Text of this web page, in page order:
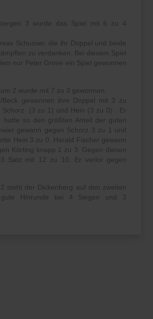
3 wurde das Spiel mit 6 zu 4
Schusser, die ihr Doppel und beide
zu verdanken. Bei diesem Spiel
nur Peter Grove ein Spiel gewonnen
2 wurde mit 7 zu 3 gewonnen.
gewannen ihre Doppel mit 3 zu
Schorz (3 zu 1) und Hein (3 zu 0) . Er
so den größten Anteil der guten
gewann gegen Schorz 3 zu 1 und
Hein 3 zu 0. Harald Fischer gewann
Körting knapp 1 zu 3. Gegen diesen
Satz mit 12 zu 10. Er verlor gegen
steht der Dickenberg auf den zweiten
Hinrunde bei 4 Siegen und 3